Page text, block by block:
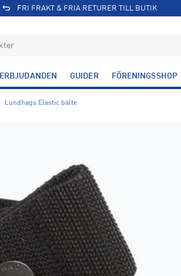
FRI FRAKT & FRIA RETURER TILL BUTIK
ERBJUDANDEN GUIDER FÖRENINGSSHOP
Lundhags Elastic bälte